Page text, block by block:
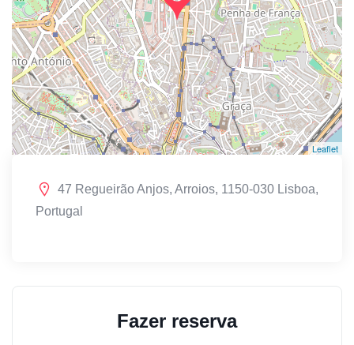
Leaflet
47 Regueirão Anjos, Arroios, 1150-030 Lisboa,
Portugal
Fazer reserva